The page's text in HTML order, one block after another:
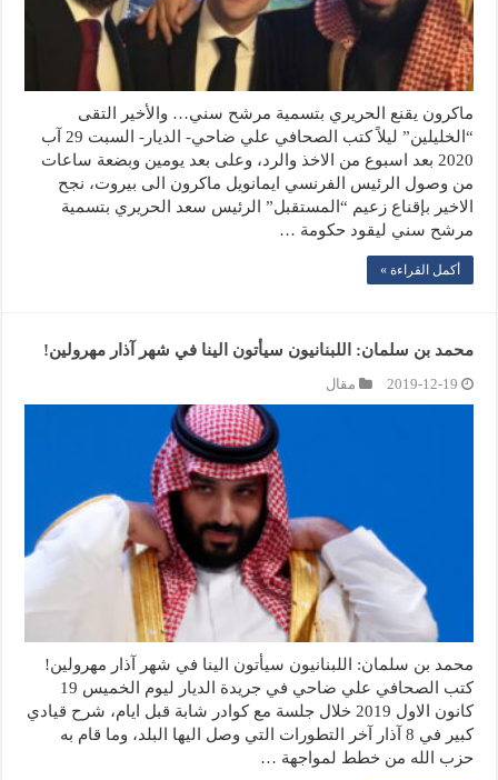
ماكرون يقنع الحريري بتسمية مرشح سني… والأخير التقى
“الخليلين” ليلاً كتب الصحافي علي ضاحي- الديار- السبت 29 آب
2020 بعد اسبوع من الاخذ والرد، وعلى بعد يومين وبضعة ساعات
من وصول الرئيس الفرنسي ايمانويل ماكرون الى بيروت، نجح
الاخير بإقناع زعيم “المستقبل” الرئيس سعد الحريري بتسمية
مرشح سني ليقود حكومة …
أكمل القراءة »
محمد بن سلمان: اللبنانيون سيأتون الينا في شهر آذار مهرولين!
2019-12-19 مقال
محمد بن سلمان: اللبنانيون سيأتون الينا في شهر آذار مهرولين!
كتب الصحافي علي ضاحي في جريدة الديار ليوم الخميس 19
كانون الاول 2019 خلال جلسة مع كوادر شابة قبل ايام، شرح قيادي
كبير في 8 آذار آخر التطورات التي وصل اليها البلد، وما قام به
حزب الله من خطط لمواجهة …